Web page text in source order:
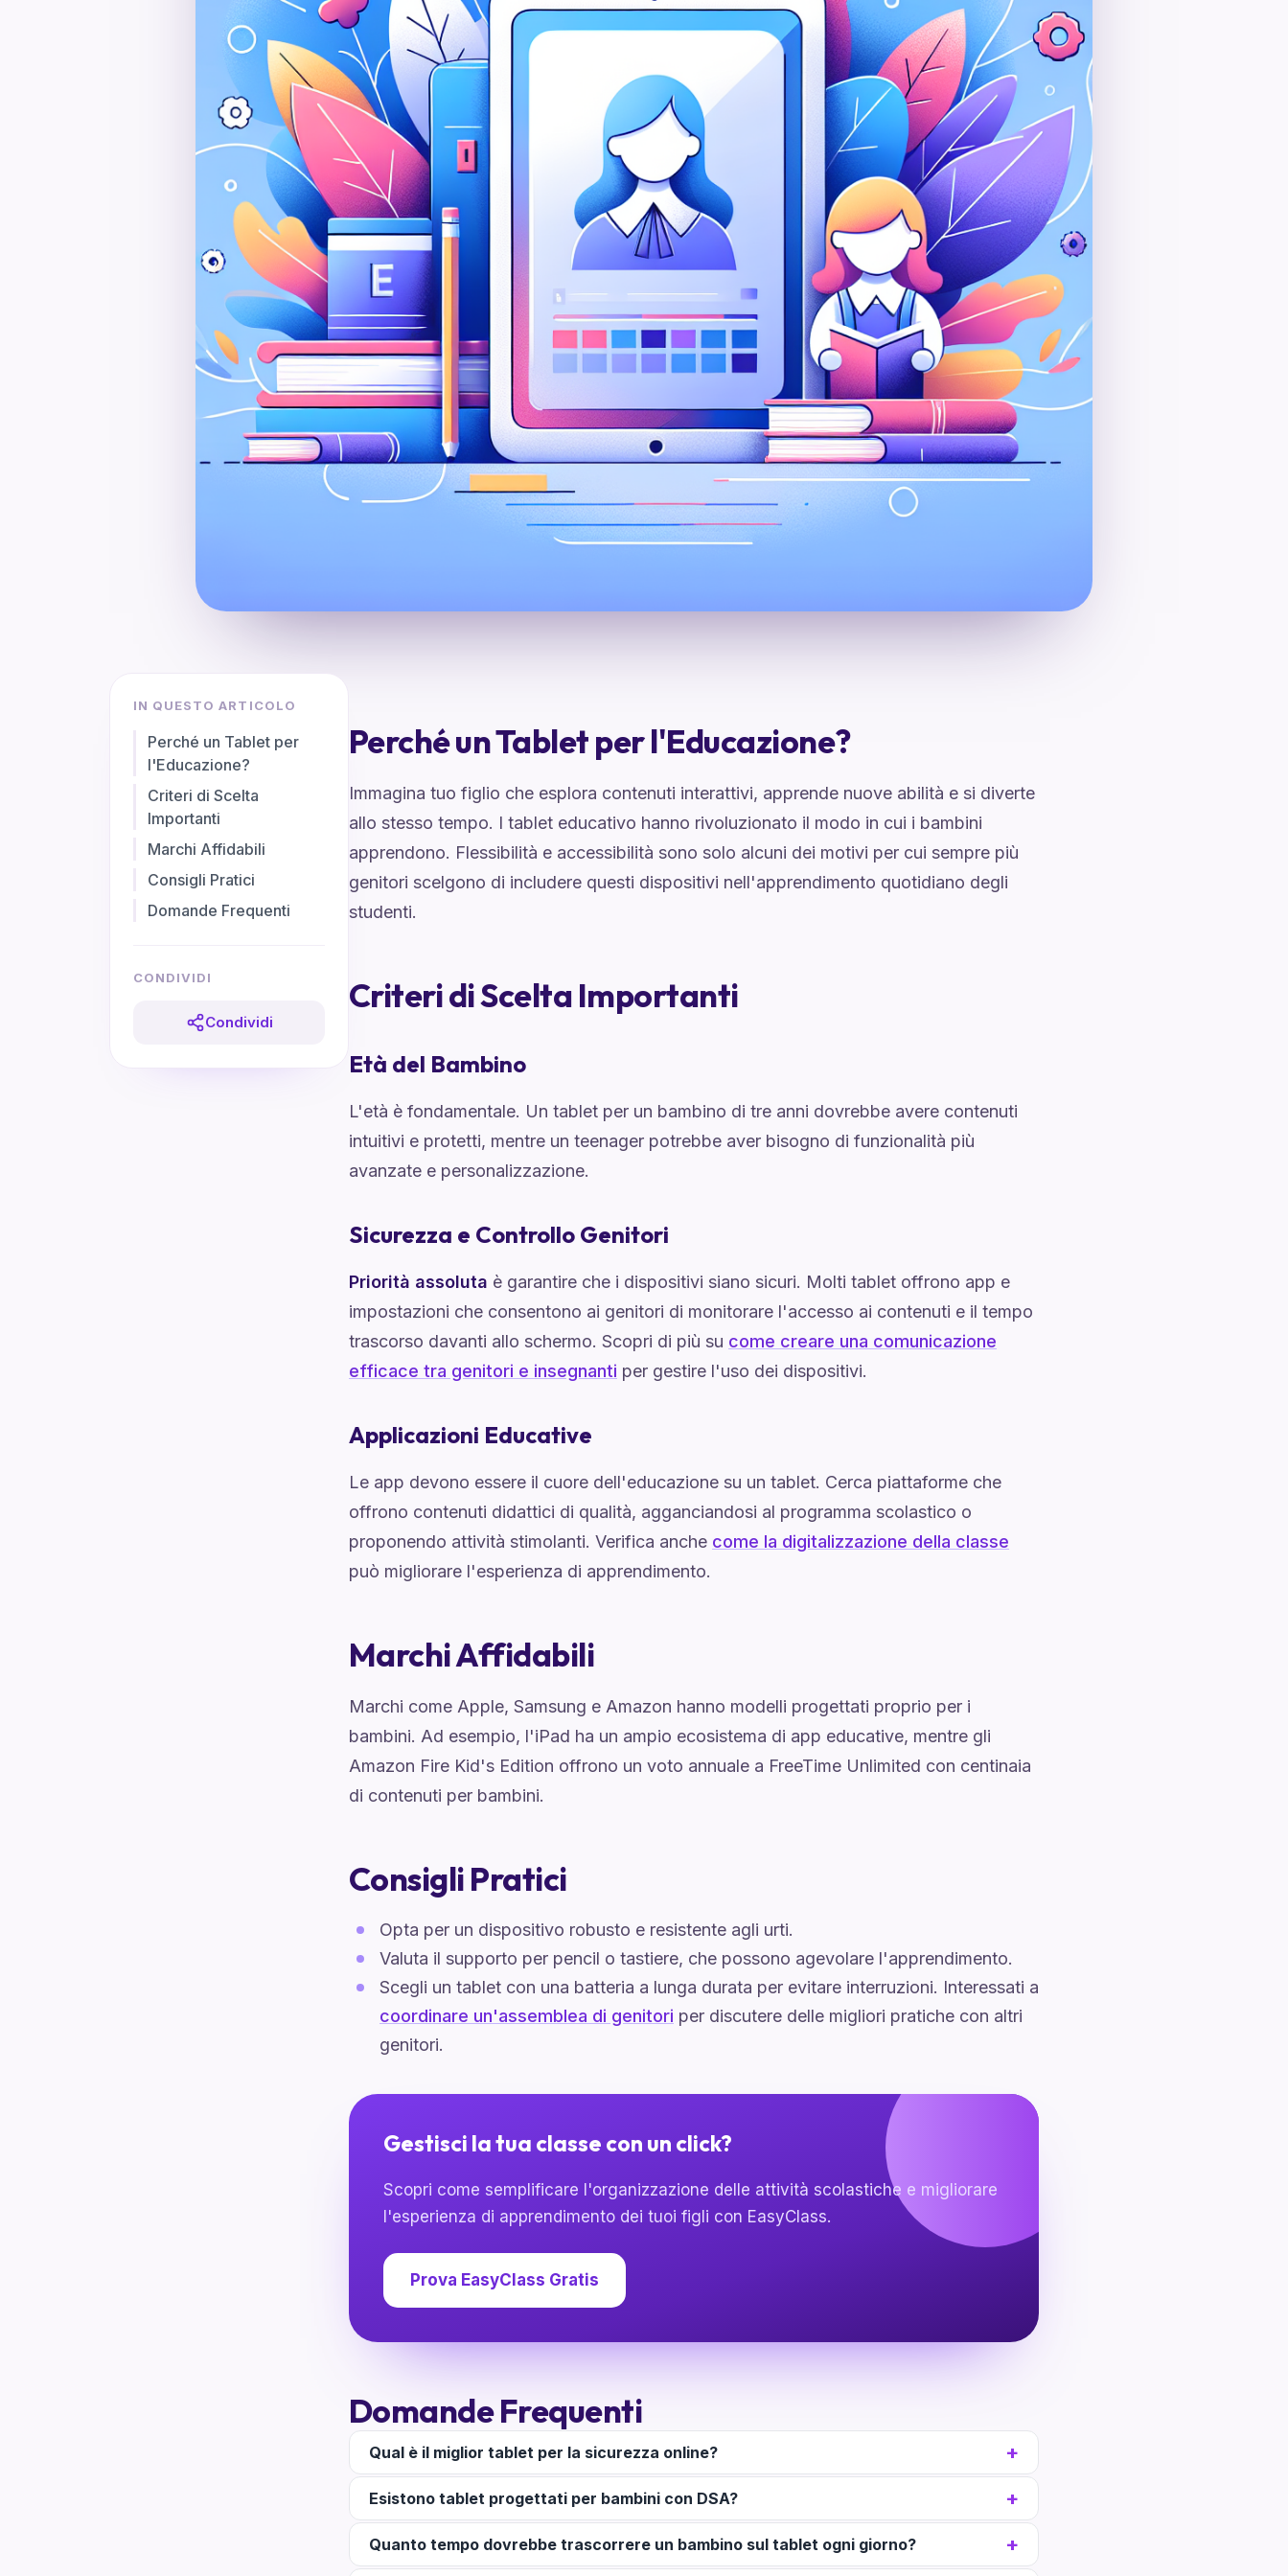
IN QUESTO ARTICOLO
Perché un Tablet per
l'Educazione?
Criteri di Scelta
Importanti
Marchi Affidabili
Consigli Pratici
Domande Frequenti
CONDIVIDI
Condividi
Perché un Tablet per l'Educazione?
Immagina tuo figlio che esplora contenuti interattivi, apprende nuove abilità e si diverte
allo stesso tempo. I tablet educativo hanno rivoluzionato il modo in cui i bambini
apprendono. Flessibilità e accessibilità sono solo alcuni dei motivi per cui sempre più
genitori scelgono di includere questi dispositivi nell'apprendimento quotidiano degli
studenti.
Criteri di Scelta Importanti
Età del Bambino
L'età è fondamentale. Un tablet per un bambino di tre anni dovrebbe avere contenuti
intuitivi e protetti, mentre un teenager potrebbe aver bisogno di funzionalità più
avanzate e personalizzazione.
Sicurezza e Controllo Genitori
Priorità assoluta è garantire che i dispositivi siano sicuri. Molti tablet offrono app e
impostazioni che consentono ai genitori di monitorare l'accesso ai contenuti e il tempo
trascorso davanti allo schermo. Scopri di più su come creare una comunicazione
efficace tra genitori e insegnanti per gestire l'uso dei dispositivi.
Applicazioni Educative
Le app devono essere il cuore dell'educazione su un tablet. Cerca piattaforme che
offrono contenuti didattici di qualità, agganciandosi al programma scolastico o
proponendo attività stimolanti. Verifica anche come la digitalizzazione della classe
può migliorare l'esperienza di apprendimento.
Marchi Affidabili
Marchi come Apple, Samsung e Amazon hanno modelli progettati proprio per i
bambini. Ad esempio, l'iPad ha un ampio ecosistema di app educative, mentre gli
Amazon Fire Kid's Edition offrono un voto annuale a FreeTime Unlimited con centinaia
di contenuti per bambini.
Consigli Pratici
Opta per un dispositivo robusto e resistente agli urti.
Valuta il supporto per pencil o tastiere, che possono agevolare l'apprendimento.
Scegli un tablet con una batteria a lunga durata per evitare interruzioni. Interessati a
coordinare un'assemblea di genitori per discutere delle migliori pratiche con altri
genitori.
Gestisci la tua classe con un click?
Scopri come semplificare l'organizzazione delle attività scolastiche e migliorare
l'esperienza di apprendimento dei tuoi figli con EasyClass.
Prova EasyClass Gratis
Domande Frequenti
Qual è il miglior tablet per la sicurezza online?
Esistono tablet progettati per bambini con DSA?
Quanto tempo dovrebbe trascorrere un bambino sul tablet ogni giorno?